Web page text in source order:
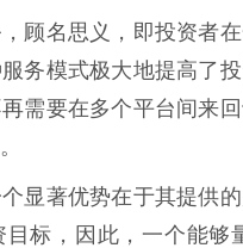
顾名思义，即投资者
务模式极大地提高了
需要在多个平台间来
显著优势在于其提供
目标，因此，一个能